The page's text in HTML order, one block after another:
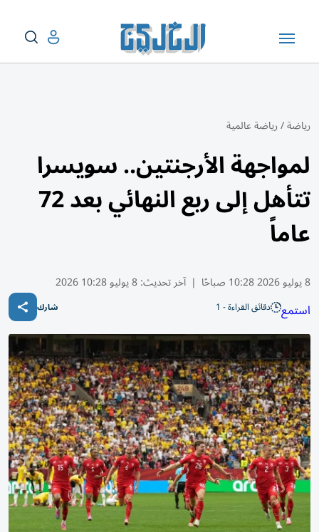
رياضة/رياضة عالمية
لمواجهة الأرجنتين.. سويسرا
تتأهل إلى ربع النهائي بعد 72
عاماً
8 يوليو 2026 10:28 صباحًا | آخر تحديث:8 يوليو 10:28 2026
استمع دقائق القراءة - 1 شارك